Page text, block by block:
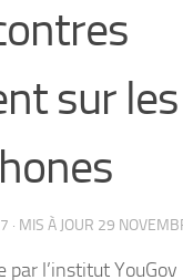
sur
· MIS À JOUR 29
par l’institut YouGov